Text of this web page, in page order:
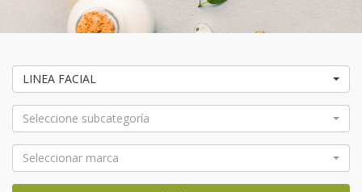
LINEA FACIAL
Seleccione subcategoría
Seleccionar marca